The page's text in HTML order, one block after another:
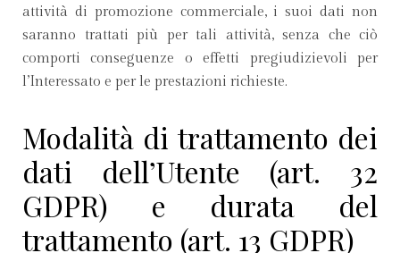
attività di promozione commerciale, i suoi dati non
saranno trattati più per tali attività, senza che ciò
comporti conseguenze o effetti pregiudizievoli per
l’Interessato e per le prestazioni richieste.
Modalità di trattamento dei
dati dell’Utente (art. 32
GDPR) e durata del
trattamento (art. 13 GDPR)